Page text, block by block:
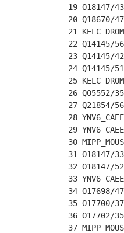
19 O18147/
20 Q18670/
21
22 Q14145/
23 Q14145/
24 Q14145/
25
26 Q05552/
27 Q21854/
28
29
30
31 O18147/
32 O18147/
33
34 O17698/
35 O17700/
36 O17702/
37